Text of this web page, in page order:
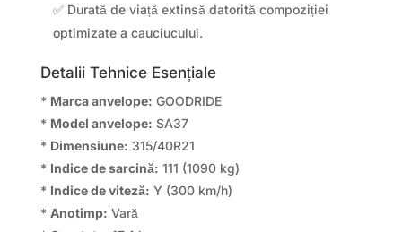
✅ Durată de viață extinsă datorită compoziției
optimizate a cauciucului.
Detalii Tehnice Esențiale
* Marca anvelope: GOODRIDE
* Model anvelope: SA37
* Dimensiune: 315/40R21
* Indice de sarcină: 111 (1090 kg)
* Indice de viteză: Y (300 km/h)
* Anotimp: Vară